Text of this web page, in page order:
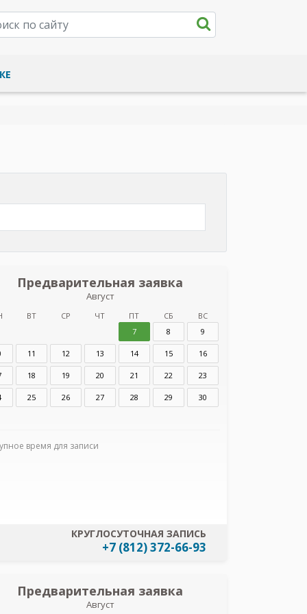
Предварительная заявка
Август
ВТ СР ЧТ ПТ СБ
ВС
7
8 9
11 12 13 14 15 16
18 19 20 21 22 23
25 26 27 28 29 30
время для записи
КРУГЛОСУТОЧНАЯ ЗАПИСЬ
+7 (812) 372-66-93
Предварительная заявка
Август